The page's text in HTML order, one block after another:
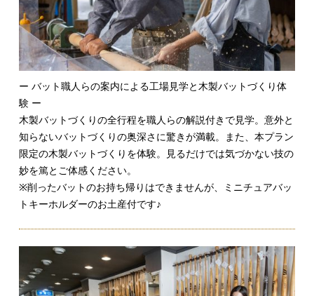
ー バット職人らの案内による工場見学と木製バットづくり体
験 ー
木製バットづくりの全行程を職人らの解説付きで見学。意外と
知らないバットづくりの奥深さに驚きが満載。また、本プラン
限定の木製バットづくりを体験。見るだけでは気づかない技の
妙を篤とご体感ください。
※削ったバットのお持ち帰りはできませんが、ミニチュアバッ
トキーホルダーのお土産付です♪